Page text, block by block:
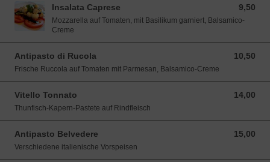
Insalata Caprese 9,50
9,50 EUR
Mozzarella auf Tomaten, mit Basilikum garniert, Balsamico-
Creme
Antipasto di Rucola 10,50
10,50 EUR
Frische Ruccola auf Tomaten mit Parmesan, Balsamico-Creme
Vitello Tonnato 14,00
14,00 EUR
Thunfisch-Kapern-Pastete auf Rindfleisch
Antipasto Belvedere 15,00
15,00 EUR
Verschiedene italienische Vorspeisen